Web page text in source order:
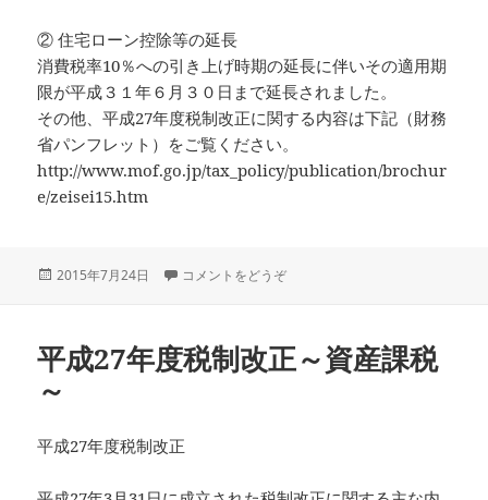
② 住宅ローン控除等の延長
消費税率10％への引き上げ時期の延長に伴いその適用期
限が平成３１年６月３０日まで延長されました。
その他、平成27年度税制改正に関する内容は下記（財務
省パンフレット）をご覧ください。
http://www.mof.go.jp/tax_policy/publication/brochur
e/zeisei15.htm
投
2015年7月24日 コメントをどうぞ
平成27年度税制改正～資産課税
～
平成27年度税制改正